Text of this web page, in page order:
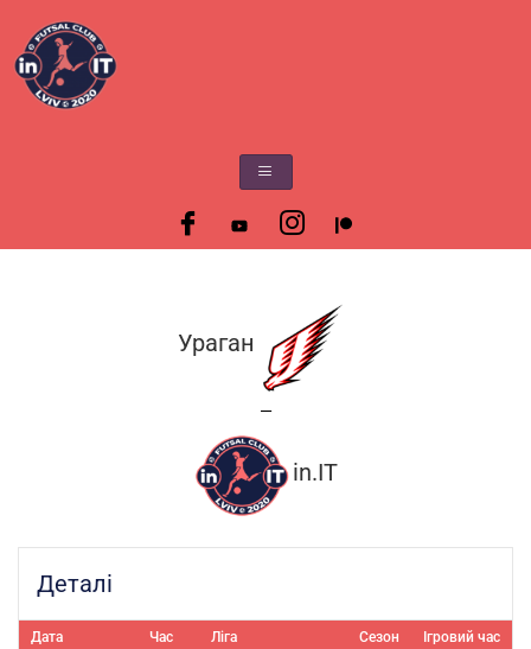
Ураган
—
in.IT
Деталі
Дата Час Ліга Сезон Ігровий час